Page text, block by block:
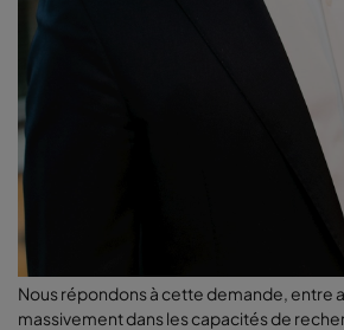
Nous répondons à cette demande, entre
massivement dans les capacités de